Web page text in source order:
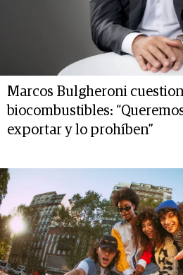
Marcos Bulgheroni
biocombustibles:
exportar y lo prohíben”